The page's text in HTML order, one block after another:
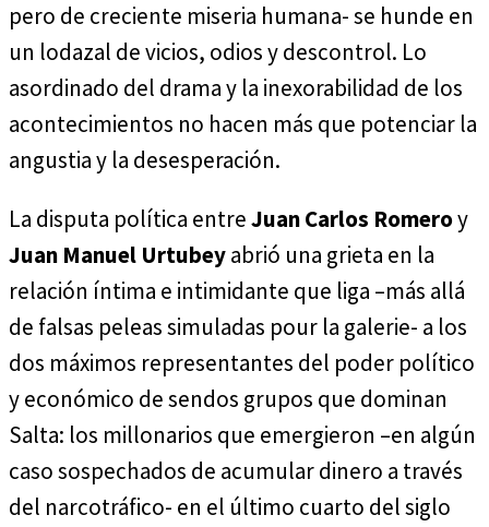
pero de creciente miseria humana- se hunde en
un lodazal de vicios, odios y descontrol. Lo
asordinado del drama y la inexorabilidad de los
acontecimientos no hacen más que potenciar la
angustia y la desesperación.
La disputa política entreJuan Carlos Romeroy
Juan Manuel Urtubeyabrió una grieta en la
relación íntima e intimidante que liga –más allá
de falsas peleas simuladas pour la galerie- a los
dos máximos representantes del poder político
y económico de sendos grupos que dominan
Salta: los millonarios que emergieron –en algún
caso sospechados de acumular dinero a través
del narcotráfico- en el último cuarto del siglo